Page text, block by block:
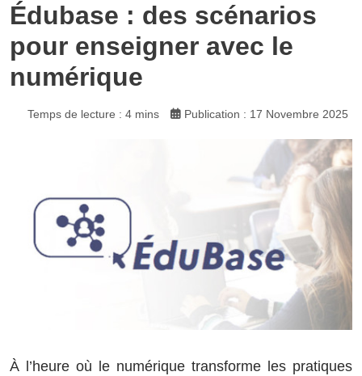
Édubase : des scénarios
pour enseigner avec le
numérique
Temps de lecture : 4 mins Publication : 17 Novembre 2025
À l’heure où le numérique transforme les pratiques